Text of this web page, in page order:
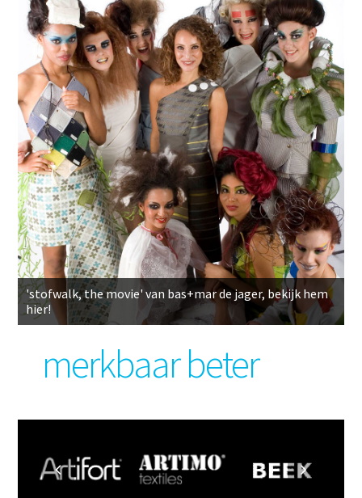
'stofwalk, the movie' van bas+mar de jager, bekijk hem
hier!
merkbaar beter
previous next